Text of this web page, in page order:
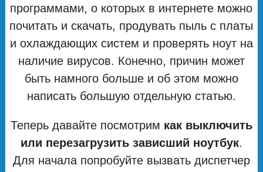
программами, о которых в интернете можно
почитать и скачать, продувать пыль с платы
и охлаждающих систем и проверять ноут на
наличие вирусов. Конечно, причин может
быть намного больше и об этом можно
написать большую отдельную статью.
Теперь давайте посмотрим как выключить
или перезагрузить зависший ноутбук.
Для начала попробуйте вызвать диспетчер